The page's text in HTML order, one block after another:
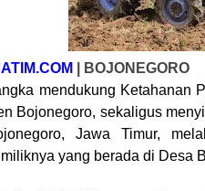
| BOJONEGORO
mendukung Ketahanan
Bojonegoro, sekaligus
Jawa Timur,
yang berada di Desa